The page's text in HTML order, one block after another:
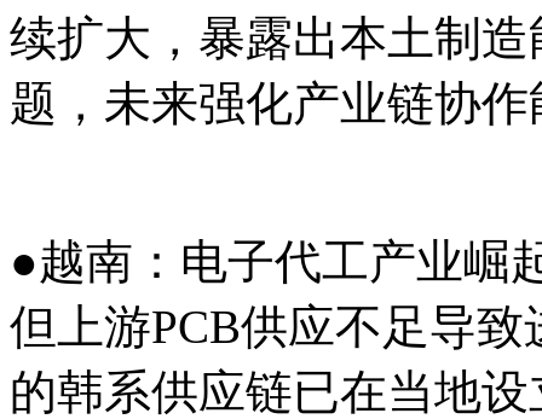
续扩大，暴露出本土制
题，未来强化产业链协
●越南：电子代工产业崛
但上游PCB供应不足导
的韩系供应链已在当地